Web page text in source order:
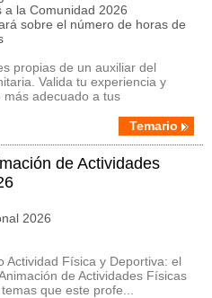
a la Comunidad 2026
sobre el número de horas de
propias de un auxiliar del
Valida tu experiencia y
adecuado a tus
Temario
de Actividades
2026
Actividad Física y Deportiva: el
de Actividades Físicas
que este profe...